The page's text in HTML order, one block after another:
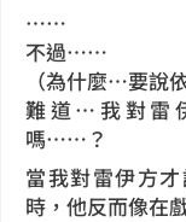
……
不過……
（為什麼…要說
難道…我對雷
嗎……？
當我對雷伊方
時，他反而像在